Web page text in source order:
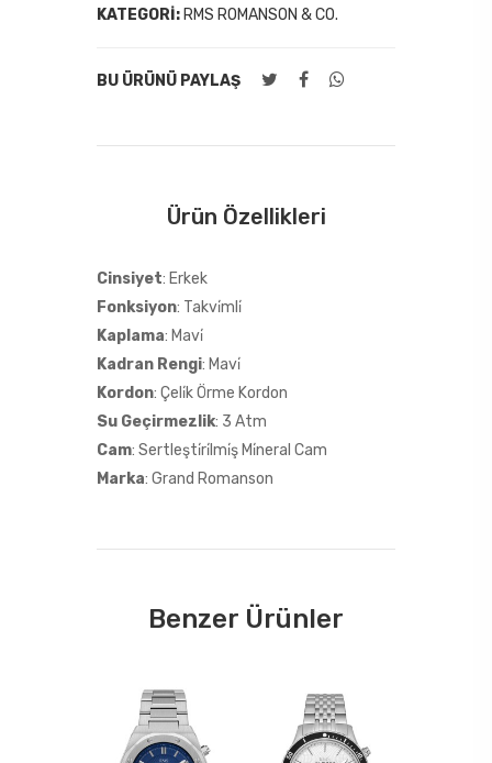
KATEGORI: RMS ROMANSON & CO.
BU ÜRÜNÜ PAYLAŞ
Ürün Özellikleri
Cinsiyet: Erkek
Fonksiyon: Takvi̇mli̇
Kaplama: Mavi̇
Kadran Rengi: Mavi̇
Kordon: Çeli̇k Örme Kordon
Su Geçirmezlik: 3 Atm
Cam: Sertleşti̇ri̇lmi̇ş Mi̇neral Cam
Marka: Grand Romanson
Benzer Ürünler